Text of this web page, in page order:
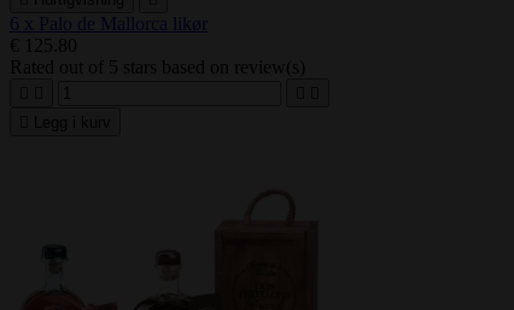
6 x Palo de Mallorca likør
€ 125.80
Rated out of 5 stars based on review(s)